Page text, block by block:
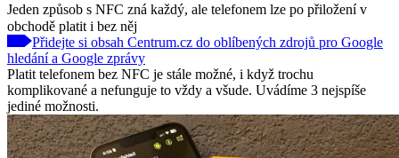
Jeden způsob s NFC zná každý, ale telefonem lze po přiložení v
obchodě platit i bez něj
Přidejte si obsah Centrum.cz do oblíbených zdrojů pro Google
hledání a Google zprávy
Platit telefonem bez NFC je stále možné, i když trochu
komplikované a nefunguje to vždy a všude. Uvádíme 3 nejspíše
jediné možnosti.